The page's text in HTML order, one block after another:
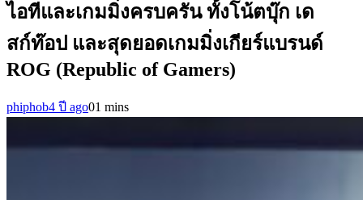
ไอทีและเกมมิ่งครบครัน ทั้งโน้ตบุ๊ก เด
สก์ท๊อป และสุดยอดเกมมิ่งเกียร์แบรนด์
ROG (Republic of Gamers)
phiphob4 ปี ago01 mins